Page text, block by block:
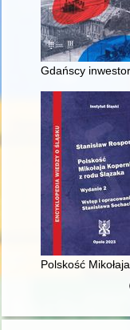
Gdańscy
Polskość